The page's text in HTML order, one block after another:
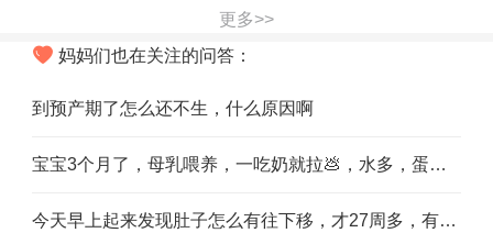
更多>>
妈妈们也在关注的问答：
到预产期了怎么还不生，什么原因啊
宝宝3个月了，母乳喂养，一吃奶就拉💩，水多，蛋花状，到晚上就直接是水了，所有治拉肚子的药都吃了，思密达、妈咪爱、醒脾养儿颗粒、小儿泄速停颗粒啊，可都作用不大，
今天早上起来发现肚子怎么有往下移，才27周多，有哪位宝妈知道